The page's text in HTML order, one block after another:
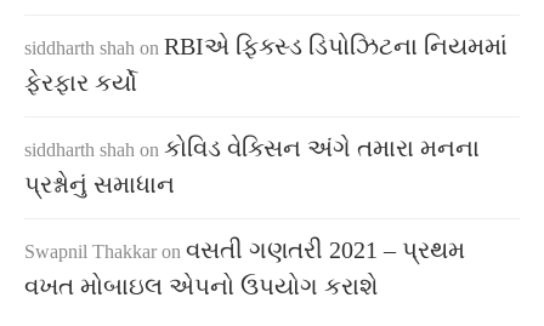
siddharth shah on RBIએ ફિક્સ્ડ ડિપોઝિટના નિયમમાં
ફેરફાર કર્યો
siddharth shah on કોવિડ વેક્સિન અંગે તમારા મનના
પ્રશ્નોનું સમાધાન
Swapnil Thakkar on વસતી ગણતરી 2021 – પ્રથમ
વખત મોબાઇલ એપનો ઉપયોગ કરાશે